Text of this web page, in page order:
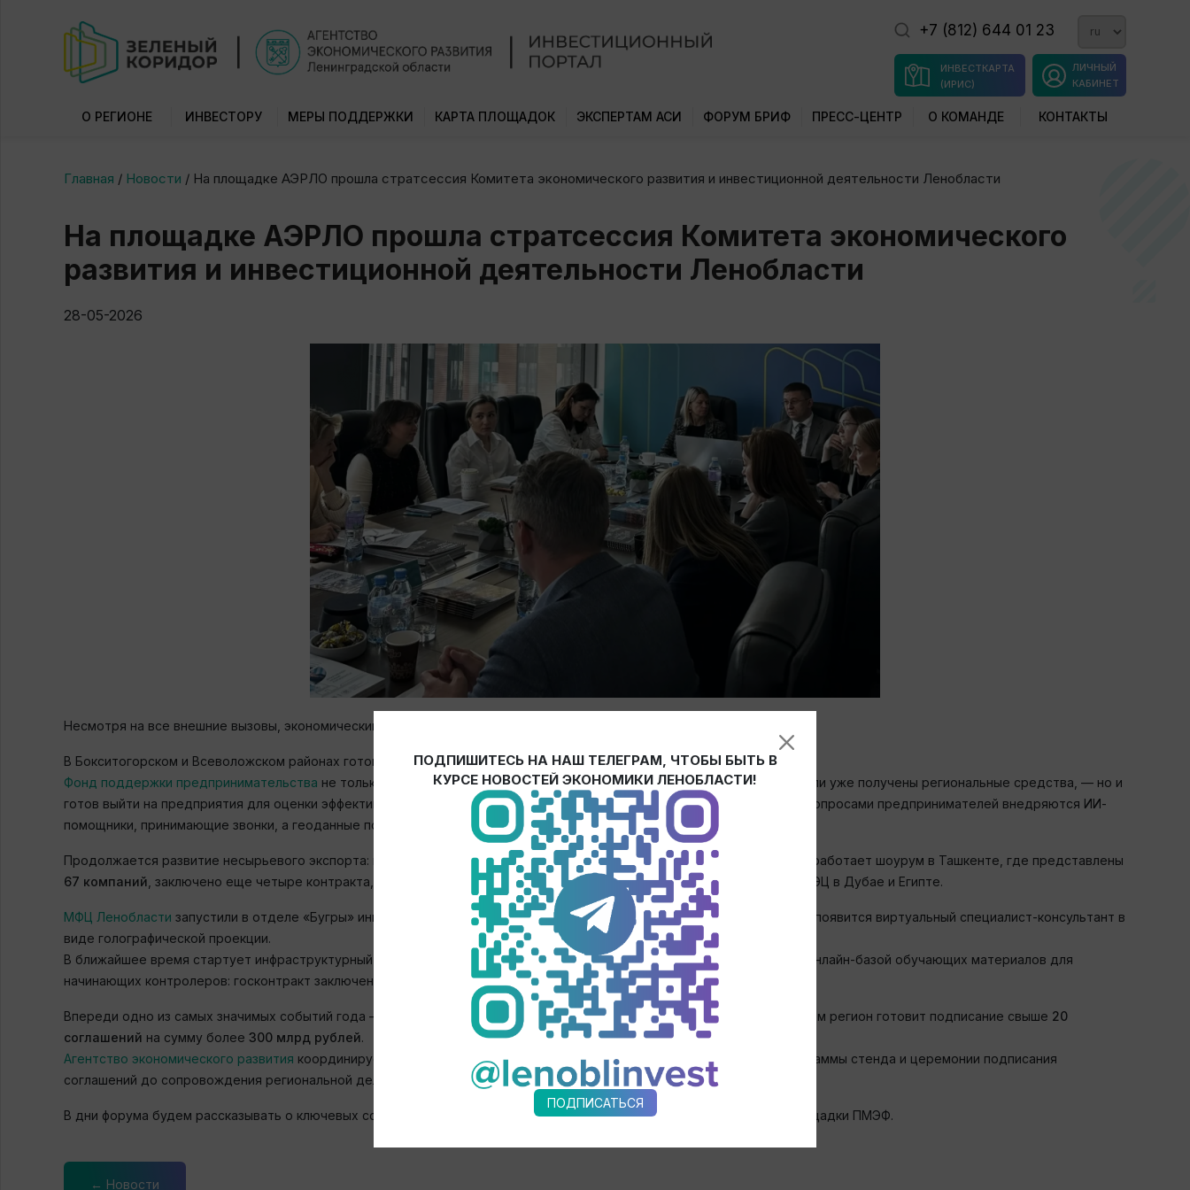
+7 (812) 644 01 23
ЛИЧНЫЙ
КАБИНЕТ
ИНВЕСТКАРТА
(ИРИС)
О РЕГИОНЕ ИНВЕСТОРУ МЕРЫ ПОДДЕРЖКИ КАРТА ПЛОЩАДОК ЭКСПЕРТАМ АСИ ФОРУМ БРИФ ПРЕСС-ЦЕНТР О КОМАНДЕ КОНТАКТЫ
Главная / Новости / На площадке АЭРЛО прошла стратсессия Комитета экономического развития и инвестиционной деятельности Ленобласти
На площадке АЭРЛО прошла стратсессия Комитета экономического
развития и инвестиционной деятельности Ленобласти
28-05-2026
Несмотря на все внешние вызовы, экономический блок продолжает активную работу!
В Бокситогорском и Всеволожском районах готовятся концессионные проекты.
Фонд поддержки предпринимательства не только подтвердил намерение выдать займы на роботизацию — на эти цели уже получены региональные средства, — но и
готов выйти на предприятия для оценки эффективности внедрения роботизированного оборудования. Для работы с вопросами предпринимателей внедряются ИИ-
помощники, принимающие звонки, а геоданные помогают бизнесу анализировать конкурентную среду.
Продолжается развитие несырьевого экспорта: к концу года планируется расширить поставки до 30 стран
. Успешно работает шоурум в Ташкенте, где представлены
67 компаний , заключено еще четыре контракта, а наши производители дополнительно представлены в павильонах РЭЦ в Дубае и Египте.
МФЦ Ленобласти запустили в отделе «Бугры» инновационный сервис«Постамат+биометрия», а в филиале «Мурино» появится виртуальный специалист-консультант в
виде голографической проекции.
В ближайшее время стартует инфраструктурный СЭД. Кроме того, идет работа над платформой«Инспектор 47»
— онлайн-базой обучающих материалов для
начинающих контролеров: госконтракт заключен в марте, подключение инспекторов запланировано на июль.
Впереди одно из самых значимых событий года — Петербургский международный экономический форум , на котором регион готовит подписание свыше 20
соглашений на сумму более 300 млрд рублей.
Агентство экономического развития координирует участие Правительства Ленинградской области: от деловой программы стенда и церемонии подписания
соглашений до сопровождения региональной делегации.
В дни форума будем рассказывать о ключевых событиях, соглашениях и работе стенда Ленинградской области с площадки ПМЭФ.
← Новости
ПОДПИШИТЕСЬ НА НАШ ТЕЛЕГРАМ, ЧТОБЫ БЫТЬ В
КУРСЕ НОВОСТЕЙ ЭКОНОМИКИ ЛЕНОБЛАСТИ!
ПОДПИСАТЬСЯ